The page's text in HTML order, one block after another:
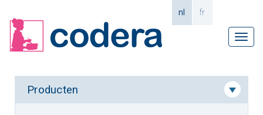
nl fr
Producten